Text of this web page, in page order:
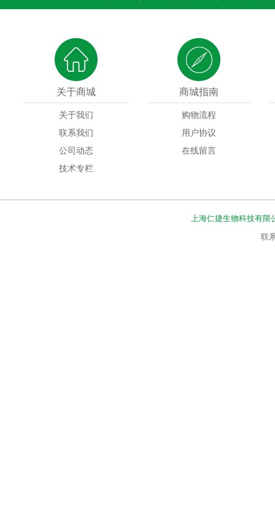
关于商城
关于我们
联系我们
公司动态
技术专栏
商城指南
购物流程
用户协议
在线留言
上海仁捷生物科技有限
联